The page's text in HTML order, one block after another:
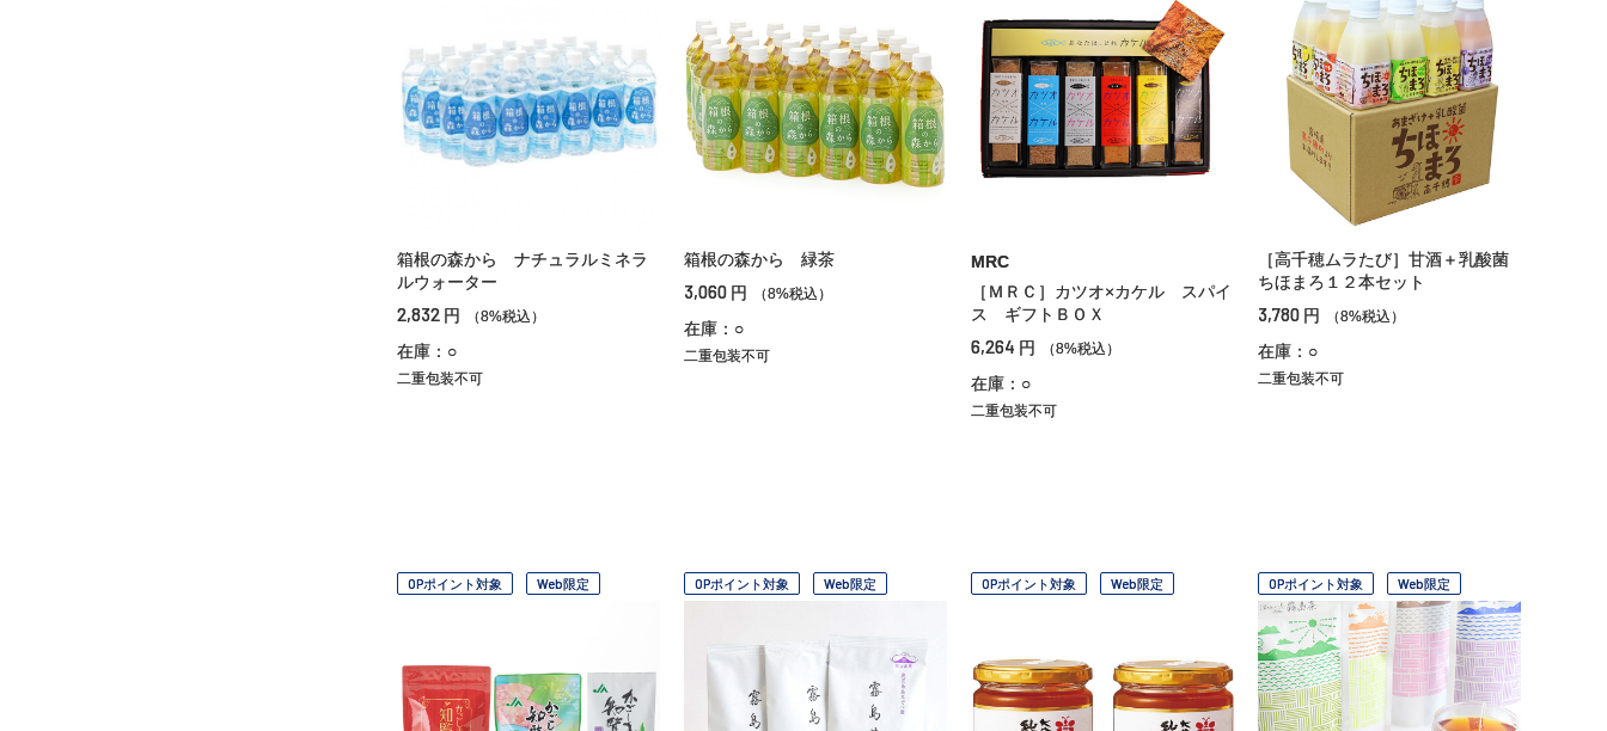
箱根の森から ナチュラルミネラ
ルウォーター
2,832 円 （8%税込）
在庫：○
二重包装不可
箱根の森から 緑茶
3,060 円 （8%税込）
在庫：○
二重包装不可
MRC
［ＭＲＣ］カツオ×カケル スパイ
ス ギフトＢＯＸ
6,264 円 （8%税込）
在庫：○
二重包装不可
［高千穂ムラたび］甘酒＋乳酸菌
ちほまろ１２本セット
3,780 円 （8%税込）
在庫：○
二重包装不可
OPポイント対象 Web限定 OPポイント対象 Web限定 OPポイント対象 Web限定 OPポイント対象 Web限定